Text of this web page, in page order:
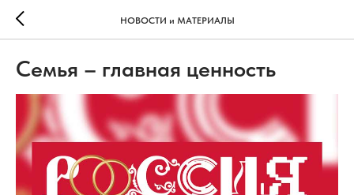
НОВОСТИ и МАТЕРИАЛЫ
Семья – главная ценность